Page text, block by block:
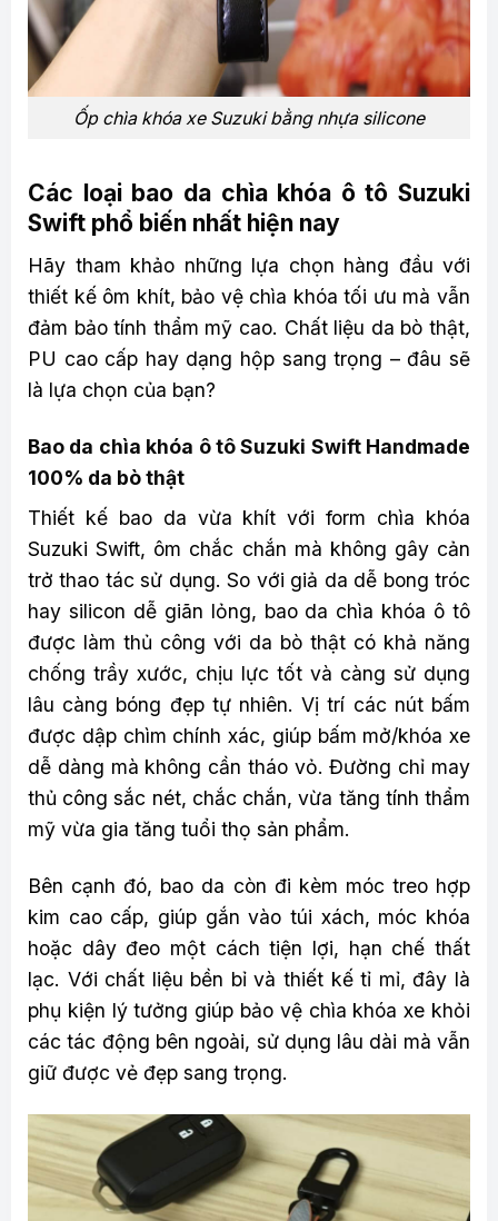
Ốp chìa khóa xe Suzuki bằng nhựa silicone
Các loại bao da chìa khóa ô tô Suzuki
Swift phổ biến nhất hiện nay
Hãy tham khảo những lựa chọn hàng đầu với
thiết kế ôm khít, bảo vệ chìa khóa tối ưu mà vẫn
đảm bảo tính thẩm mỹ cao. Chất liệu da bò thật,
PU cao cấp hay dạng hộp sang trọng – đâu sẽ
là lựa chọn của bạn?
Bao da chìa khóa ô tô Suzuki Swift Handmade
100% da bò thật
Thiết kế bao da vừa khít với form chìa khóa
Suzuki Swift, ôm chắc chắn mà không gây cản
trở thao tác sử dụng. So với giả da dễ bong tróc
hay silicon dễ giãn lỏng, bao da chìa khóa ô tô
được làm thủ công với da bò thật có khả năng
chống trầy xước, chịu lực tốt và càng sử dụng
lâu càng bóng đẹp tự nhiên. Vị trí các nút bấm
được dập chìm chính xác, giúp bấm mở/khóa xe
dễ dàng mà không cần tháo vỏ. Đường chỉ may
thủ công sắc nét, chắc chắn, vừa tăng tính thẩm
mỹ vừa gia tăng tuổi thọ sản phẩm.
Bên cạnh đó, bao da còn đi kèm móc treo hợp
kim cao cấp, giúp gắn vào túi xách, móc khóa
hoặc dây đeo một cách tiện lợi, hạn chế thất
lạc. Với chất liệu bền bỉ và thiết kế tỉ mỉ, đây là
phụ kiện lý tưởng giúp bảo vệ chìa khóa xe khỏi
các tác động bên ngoài, sử dụng lâu dài mà vẫn
giữ được vẻ đẹp sang trọng.